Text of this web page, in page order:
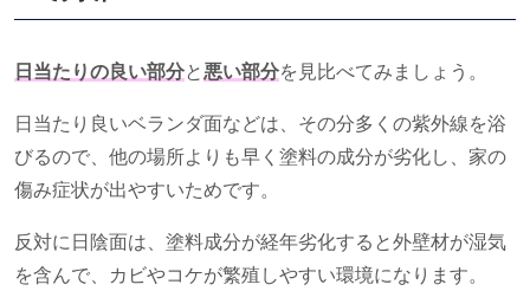
日当たりの良い部分と 悪い部分を見比べてみましょう。
日当たり良いベランダ面などは、その分多くの紫外線を浴
びるので、他の場所よりも早く塗料の成分が劣化し、家の
傷み症状が出やすいためです。
反対に日陰面は、塗料成分が経年劣化すると外壁材が湿気
を含んで、カビやコケが繁殖しやすい環境になります。